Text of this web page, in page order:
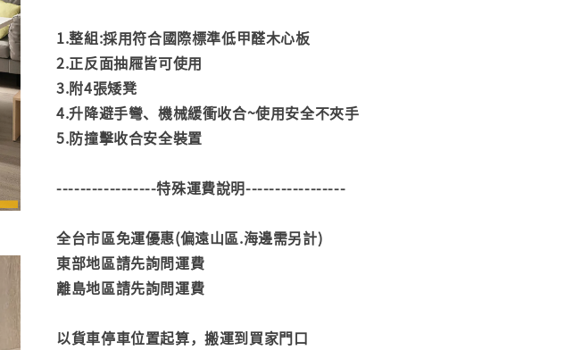
1.整組:採用符合國際標準低甲醛木心板
2.正反面抽屜皆可使用
3.附4張矮凳
4.升降避手彎、機械緩衝收合~使用安全不夾手
5.防撞擊收合安全裝置
-----------------特殊運費說明-----------------
全台市區免運優惠(偏遠山區.海邊需另計)
東部地區請先詢問運費
離島地區請先詢問運費
以貨車停車位置起算，搬運到買家門口